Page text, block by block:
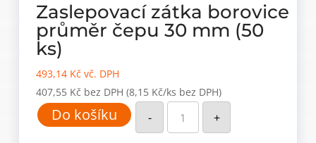
Zaslepovací zátka borovice
průměr čepu 30 mm (50
ks)
493,14 Kč vč. DPH
407,55 Kč bez DPH (8,15 Kč/ks bez DPH)
Do košíku -
Zaslepovací
zátka
borovice
průměr
+